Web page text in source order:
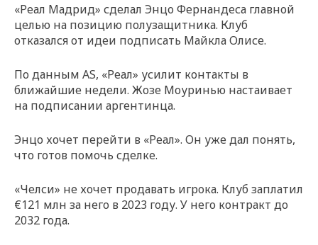
«Реал Мадрид» сделал Энцо Фернандеса главной
целью на позицию полузащитника. Клуб
отказался от идеи подписать Майкла Олисе.
По данным AS, «Реал» усилит контакты в
ближайшие недели. Жозе Моуринью настаивает
на подписании аргентинца.
Энцо хочет перейти в «Реал». Он уже дал понять,
что готов помочь сделке.
«Челси» не хочет продавать игрока. Клуб заплатил
€121 млн за него в 2023 году. У него контракт до
2032 года.